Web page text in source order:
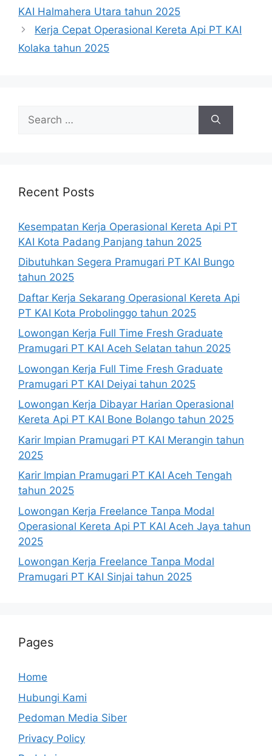
KAI Halmahera Utara tahun 2025
Kerja Cepat Operasional Kereta Api PT KAI
Kolaka tahun 2025
for:
Recent Posts
Kesempatan Kerja Operasional Kereta Api PT
KAI Kota Padang Panjang tahun 2025
Dibutuhkan Segera Pramugari PT KAI Bungo
tahun 2025
Daftar Kerja Sekarang Operasional Kereta Api
PT KAI Kota Probolinggo tahun 2025
Lowongan Kerja Full Time Fresh Graduate
Pramugari PT KAI Aceh Selatan tahun 2025
Lowongan Kerja Full Time Fresh Graduate
Pramugari PT KAI Deiyai tahun 2025
Lowongan Kerja Dibayar Harian Operasional
Kereta Api PT KAI Bone Bolango tahun 2025
Karir Impian Pramugari PT KAI Merangin tahun
2025
Karir Impian Pramugari PT KAI Aceh Tengah
tahun 2025
Lowongan Kerja Freelance Tanpa Modal
Operasional Kereta Api PT KAI Aceh Jaya tahun
2025
Lowongan Kerja Freelance Tanpa Modal
Pramugari PT KAI Sinjai tahun 2025
Pages
Home
Hubungi Kami
Pedoman Media Siber
Privacy Policy